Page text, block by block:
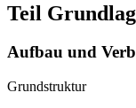
Teil
Aufbau und
Grundstruktur